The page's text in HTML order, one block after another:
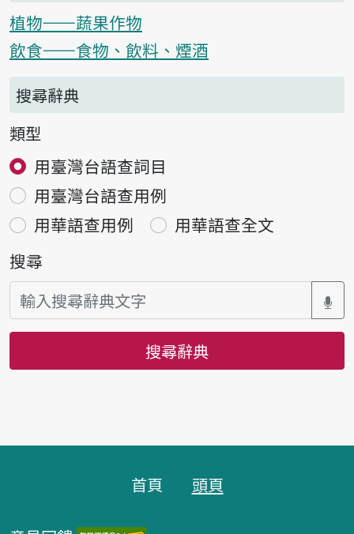
植物——蔬果作物
飲食——食物、飲料、煙酒
搜尋辭典
類型
用臺灣台語查詞目
用臺灣台語查用例
用華語查用例
用華語查全文
搜尋
搜尋辭典
首頁 頭頁